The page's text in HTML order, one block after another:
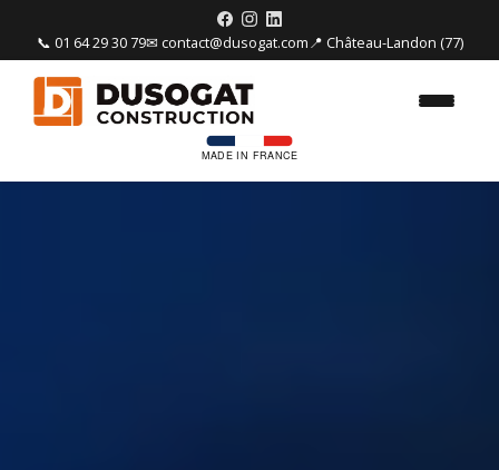
📞 01 64 29 30 79✉ contact@dusogat.com📍 Château-Landon (77)